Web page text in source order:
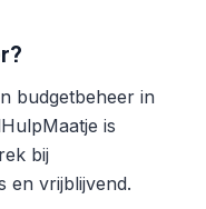
budgetbeheer in
is
bij
en vrijblijvend.